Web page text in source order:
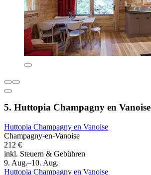
5. Huttopia Champagny en Vanoise
Huttopia Champagny en Vanoise
Champagny-en-Vanoise
212 €
inkl. Steuern & Gebühren
9. Aug.–10. Aug.
Huttopia Champagny en Vanoise